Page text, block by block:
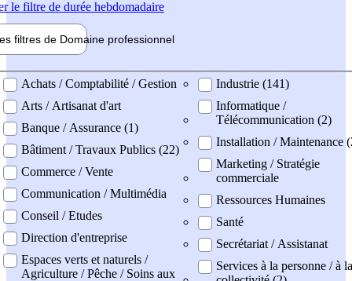
le filtre de durée hebdomadaire
filtres de Domaine professionnel
professionel
Achats / Comptabilité / Gestion
Arts / Artisanat d'art
Banque / Assurance (1)
Bâtiment / Travaux Publics (22)
Commerce / Vente
Communication / Multimédia
Conseil / Etudes
Direction d'entreprise
Espaces verts et naturels /
Agriculture / Pêche / Soins aux
Industrie (141)
Informatique /
Télécommunication (2)
Installation / Maintenance
Marketing / Stratégie
commerciale
Ressources Humaines
Santé
Secrétariat / Assistanat
Services à la personne / à la